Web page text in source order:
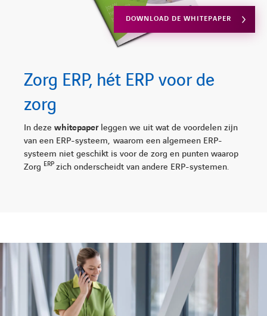
Zorg ERP, hét ERP voor de
zorg
In deze whitepaperleggen we uit wat de voordelen zijn
van een ERP-systeem, waarom een algemeen ERP-
systeem niet geschikt is voor de zorg en punten waarop
Zorg ERP zich onderscheidt van andere ERP-systemen.
DOWNLOAD DE WHITEPAPER